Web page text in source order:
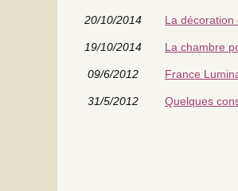
20/10/2014 La décoration
19/10/2014 La chambre
09/6/2012 France
31/5/2012 Quelques